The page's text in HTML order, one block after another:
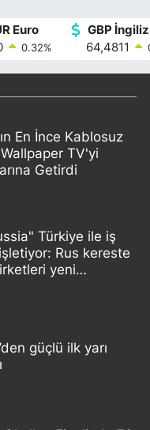
Euro
0.32%
GBP
64,4811
En İnce Kablosuz
TV'yi
Getirdi
Türkiye ile iş
Rus kereste
yeni
güçlü ilk yarı